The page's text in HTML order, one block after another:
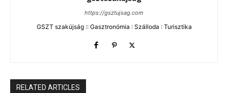
https://gsztujsag.com
GSZT szakújság :: Gasztronómia : Szálloda : Turisztika
RELATED ARTICLES